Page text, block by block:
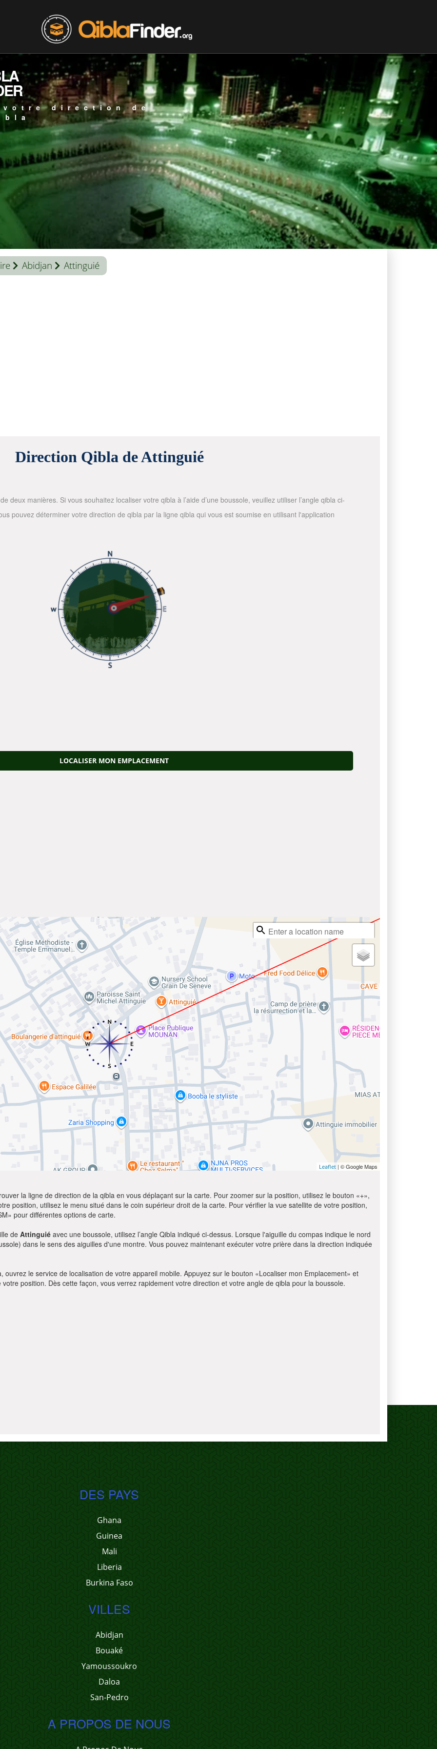
votre direction de
Abidjan Attinguié
Direction Qibla de Attinguié
deux manières. Si vous souhaitez localiser votre qibla à l’aide d’une boussole, veuillez utiliser l’angle qibla ci-
pouvez déterminer votre direction de qibla par la ligne qibla qui vous est soumise en utilisant l'application
LOCALISER MON EMPLACEMENT
Leaflet | © Google Maps
la ligne de direction de la qibla en vous déplaçant sur la carte. Pour zoomer sur la position, utilisez le bouton «+»,
position, utilisez le menu situé dans le coin supérieur droit de la carte. Pour vérifier la vue satellite de votre position,
pour différentes options de carte.
de Attinguié avec une boussole, utilisez l’angle Qibla indiqué ci-dessus. Lorsque l'aiguille du compas indique le nord
dans le sens des aiguilles d'une montre. Vous pouvez maintenant exécuter votre prière dans la direction indiquée
le service de localisation de votre appareil mobile. Appuyez sur le bouton «Localiser mon Emplacement» et
position. Dès cette façon, vous verrez rapidement votre direction et votre angle de qibla pour la boussole.
DES PAYS
Ghana
Guinea
Mali
Liberia
Burkina Faso
VILLES
Abidjan
Bouaké
Yamoussoukro
Daloa
San-Pedro
A PROPOS DE NOUS